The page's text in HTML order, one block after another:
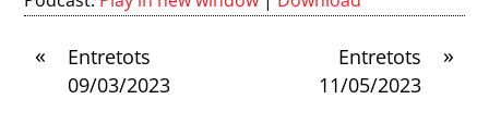
«
Entretots
09/03/2023
»
Entretots
11/05/2023